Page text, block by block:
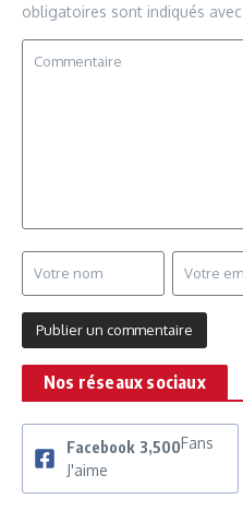
obligatoires sont indiqués avec
Nos réseaux sociaux
Facebook 3,500Fans
J'aime